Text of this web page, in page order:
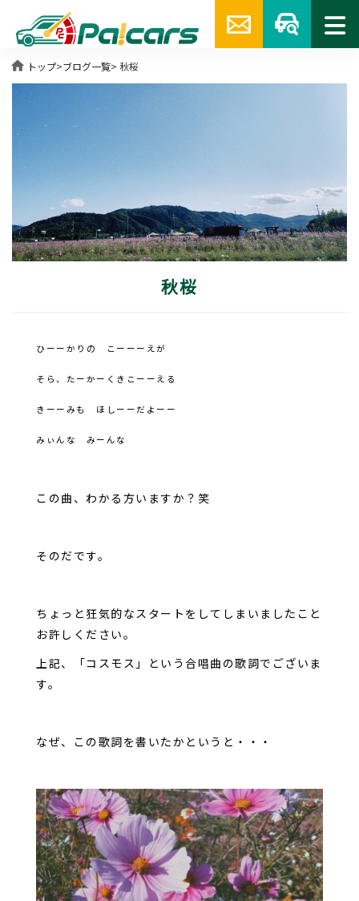
home トップ>ブログ一覧> 秋桜
秋桜
ひーーかりの こーーーえが
そら、たーかーくきこーーえる
きーーみも ほしーーだよーー
みぃんな みーんな
この曲、わかる方いますか？笑
そのだです。
ちょっと狂気的なスタートをしてしまいましたこと
お許しください。
上記、「コスモス」という合唱曲の歌詞でございま
す。
なぜ、この歌詞を書いたかというと・・・